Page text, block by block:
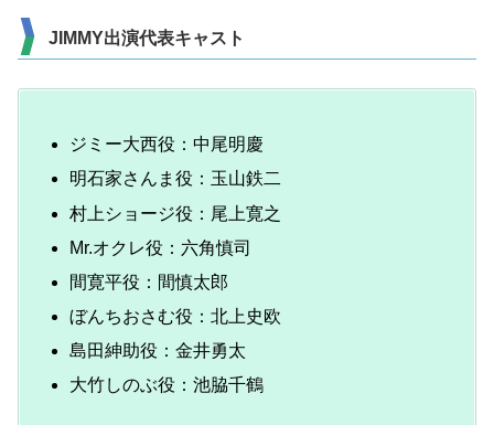
JIMMY出演代表キャスト
ジミー大西役：中尾明慶
明石家さんま役：玉山鉄二
村上ショージ役：尾上寛之
Mr.オクレ役：六角慎司
間寛平役：間慎太郎
ぼんちおさむ役：北上史欧
島田紳助役：金井勇太
大竹しのぶ役：池脇千鶴